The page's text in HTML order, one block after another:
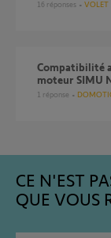
16 réponses VOLET
Compatibilité avec TAHOMA SWITCH et volets roulants
moteur SIMU
1 réponse
CE N'EST
QUE VOUS